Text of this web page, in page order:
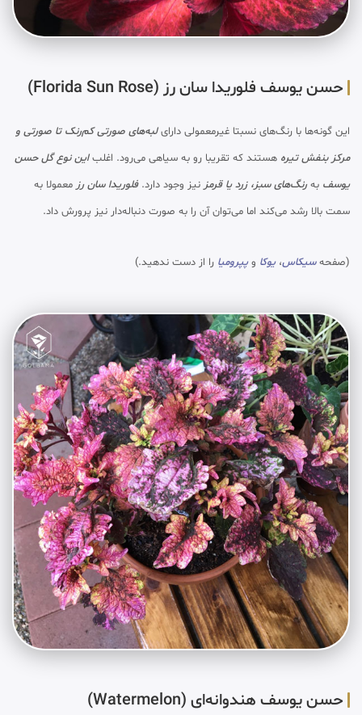
حسن یوسف فلوریدا سان رز (Florida Sun Rose)
این گونه‌ها با رنگ‌های نسبتا غیرمعمولی دارای لبه‌های صورتی کم‌رنک تا صورتی و
مرکز بنفش تیره هستند که تقریبا رو به سیاهی می‌رود. اغلب این نوع گل حسن
یوسف بهرنگ‌های سبز، زرد یا قرمزنیز وجود دارد.فلوریدا سان رز معمولا به
سمت بالا رشد می‌کند اما می‌توان آن را به صورت دنباله‌دار نیز پرورش داد.
(صفحهسیکاس،یوکا وپپرومیا را از دست ندهید.)
حسن یوسف هندوانه‌ای (Watermelon)